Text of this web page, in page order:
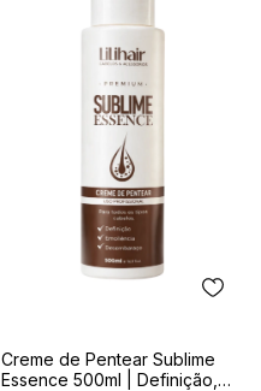
Creme de Pentear Sublime
Essence 500ml | Definição,